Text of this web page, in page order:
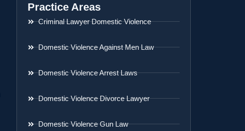
Practice Areas
Criminal Lawyer Domestic Violence
Domestic Violence Against Men Law
Domestic Violence Arrest Laws
Domestic Violence Divorce Lawyer
Domestic Violence Gun Law